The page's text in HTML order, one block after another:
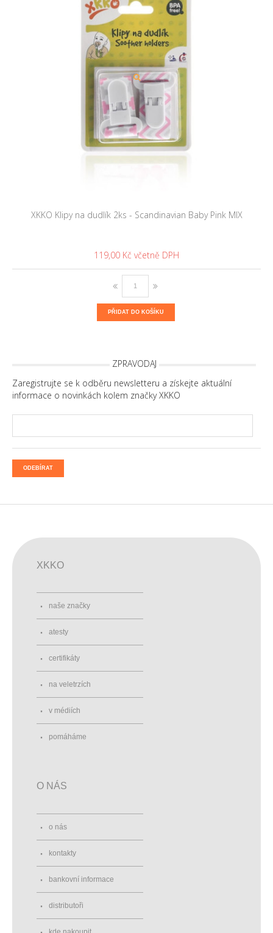
XKKO Klipy na dudlík 2ks - Scandinavian Baby Pink MIX
119,00 Kč
PŘIDAT DO KOŠÍKU
ZPRAVODAJ
Zaregistrujte se k odběru newsletteru a získejte aktuální
informace o novinkách kolem značky XKKO
ODEBÍRAT
XKKO
naše značky
atesty
certifikáty
na veletrzích
v médiích
pomáháme
O NÁS
o nás
kontakty
bankovní informace
distributoři